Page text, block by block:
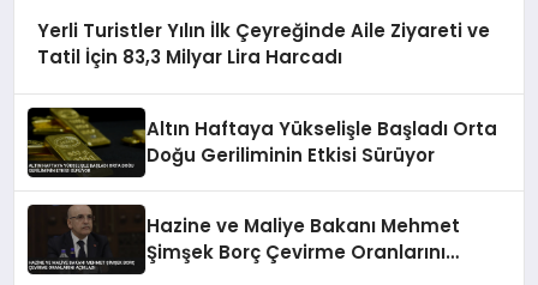
Yerli Turistler Yılın İlk Çeyreğinde Aile Ziyareti ve
Tatil İçin 83,3 Milyar Lira Harcadı
Altın Haftaya Yükselişle Başladı Orta
Doğu Geriliminin Etkisi Sürüyor
Hazine ve Maliye Bakanı Mehmet
Şimşek Borç Çevirme Oranlarını